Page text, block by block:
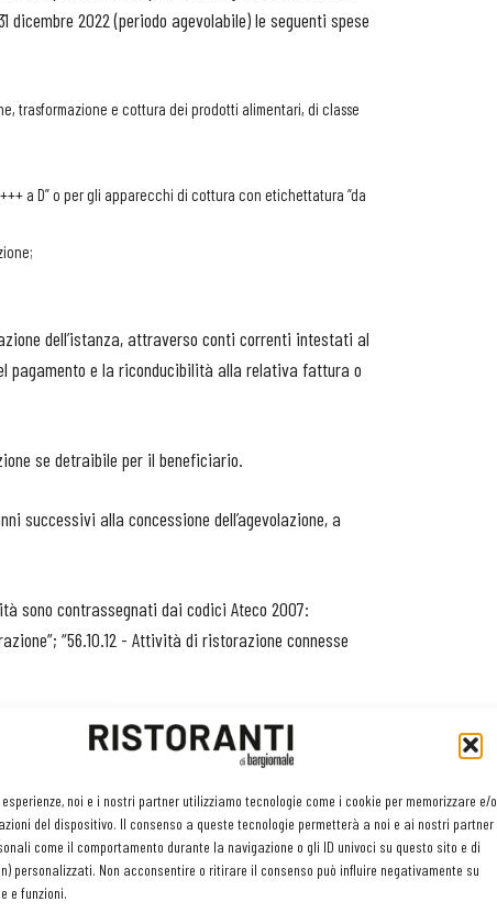
noi e i nostri partner utilizziamo tecnologie come i cookie per memorizzare e/o
del dispositivo. Il consenso a queste tecnologie permetterà a noi e ai nostri partner
come il comportamento durante la navigazione o gli ID univoci su questo sito e di
personalizzati. Non acconsentire o ritirare il consenso può influire negativamente su
e funzioni.
dicembre 2022 (periodo agevolabile) le seguenti spese
trasformazione e cottura dei prodotti alimentari, di classe
a D” o per gli apparecchi di cottura con etichettatura “da
dell’istanza, attraverso conti correnti intestati al
pagamento e la riconducibilità alla relativa fattura o
se detraibile per il beneficiario.
successivi alla concessione dell’agevolazione, a
sono contrassegnati dai codici Ateco 2007:
“56.10.12 - Attività di ristorazione connesse
nel periodo agevolabile, con un massimo
il modello F24 o può essere ceduto ad altri
Oltre al massimo individuale è fissato un limite di
punto dolente della misura perché potrebbe portare
del limite di spesa complessivamente